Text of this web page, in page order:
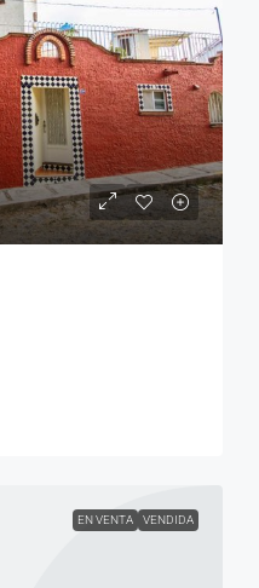
EN VENTA VENDIDA